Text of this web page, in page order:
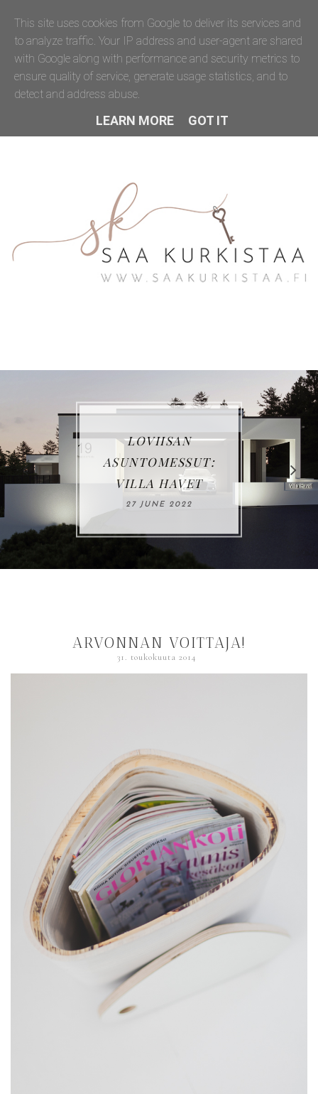
LOVIISAN
ASUNTOMESSUT:
VILLA HAVET
27 JUNE 2022
ARVONNAN VOITTAJA!
31. toukokuuta 2014
This site uses cookies from Google to deliver its services and
to analyze traffic. Your IP address and user-agent are shared
with Google along with performance and security metrics to
ensure quality of service, generate usage statistics, and to
detect and address abuse.
LEARN MORE GOT IT